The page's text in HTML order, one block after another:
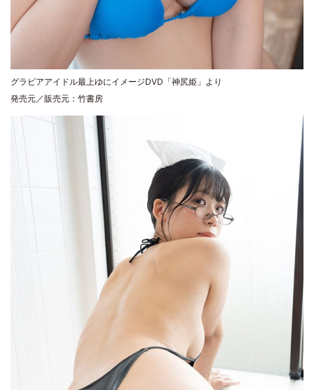
グラビアアイドル最上ゆにイメージDVD「神尻姫」より
発売元／販売元：竹書房